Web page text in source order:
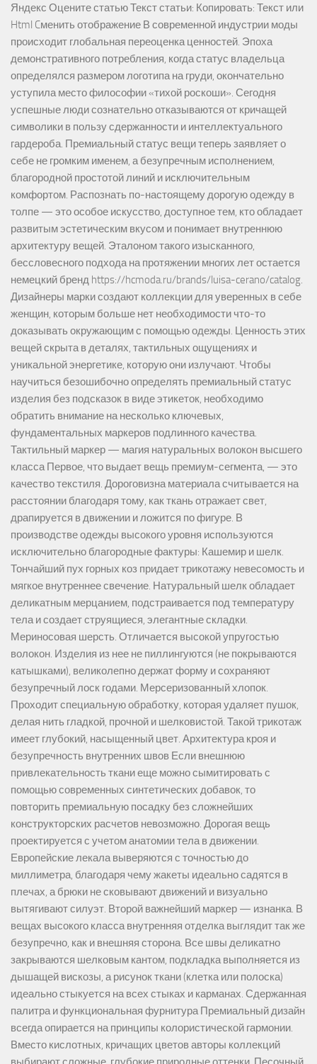
Яндекс Оцените статью Текст статьи: Копировать: Текст или
Html Cменить отображение В современной индустрии моды
происходит глобальная переоценка ценностей. Эпоха
демонстративного потребления, когда статус владельца
определялся размером логотипа на груди, окончательно
уступила место философии «тихой роскоши». Сегодня
успешные люди сознательно отказываются от кричащей
символики в пользу сдержанности и интеллектуального
гардероба. Премиальный статус вещи теперь заявляет о
себе не громким именем, а безупречным исполнением,
благородной простотой линий и исключительным
комфортом. Распознать по-настоящему дорогую одежду в
толпе — это особое искусство, доступное тем, кто обладает
развитым эстетическим вкусом и понимает внутреннюю
архитектуру вещей. Эталоном такого изысканного,
бессловесного подхода на протяжении многих лет остается
немецкий бренд https://hcmoda.ru/brands/luisa-cerano/catalog.
Дизайнеры марки создают коллекции для уверенных в себе
женщин, которым больше нет необходимости что-то
доказывать окружающим с помощью одежды. Ценность этих
вещей скрыта в деталях, тактильных ощущениях и
уникальной энергетике, которую они излучают. Чтобы
научиться безошибочно определять премиальный статус
изделия без подсказок в виде этикеток, необходимо
обратить внимание на несколько ключевых,
фундаментальных маркеров подлинного качества.
Тактильный маркер — магия натуральных волокон высшего
класса Первое, что выдает вещь премиум-сегмента, — это
качество текстиля. Дороговизна материала считывается на
расстоянии благодаря тому, как ткань отражает свет,
драпируется в движении и ложится по фигуре. В
производстве одежды высокого уровня используются
исключительно благородные фактуры: Кашемир и шелк.
Тончайший пух горных коз придает трикотажу невесомость и
мягкое внутреннее свечение. Натуральный шелк обладает
деликатным мерцанием, подстраивается под температуру
тела и создает струящиеся, элегантные складки.
Мериносовая шерсть. Отличается высокой упругостью
волокон. Изделия из нее не пиллингуются (не покрываются
катышками), великолепно держат форму и сохраняют
безупречный лоск годами. Мерсеризованный хлопок.
Проходит специальную обработку, которая удаляет пушок,
делая нить гладкой, прочной и шелковистой. Такой трикотаж
имеет глубокий, насыщенный цвет. Архитектура кроя и
безупречность внутренних швов Если внешнюю
привлекательность ткани еще можно сымитировать с
помощью современных синтетических добавок, то
повторить премиальную посадку без сложнейших
конструкторских расчетов невозможно. Дорогая вещь
проектируется с учетом анатомии тела в движении.
Европейские лекала выверяются с точностью до
миллиметра, благодаря чему жакеты идеально садятся в
плечах, а брюки не сковывают движений и визуально
вытягивают силуэт. Второй важнейший маркер — изнанка. В
вещах высокого класса внутренняя отделка выглядит так же
безупречно, как и внешняя сторона. Все швы деликатно
закрываются шелковым кантом, подкладка выполняется из
дышащей вискозы, а рисунок ткани (клетка или полоска)
идеально стыкуется на всех стыках и карманах. Сдержанная
палитра и функциональная фурнитура Премиальный дизайн
всегда опирается на принципы колористической гармонии.
Вместо кислотных, кричащих цветов авторы коллекций